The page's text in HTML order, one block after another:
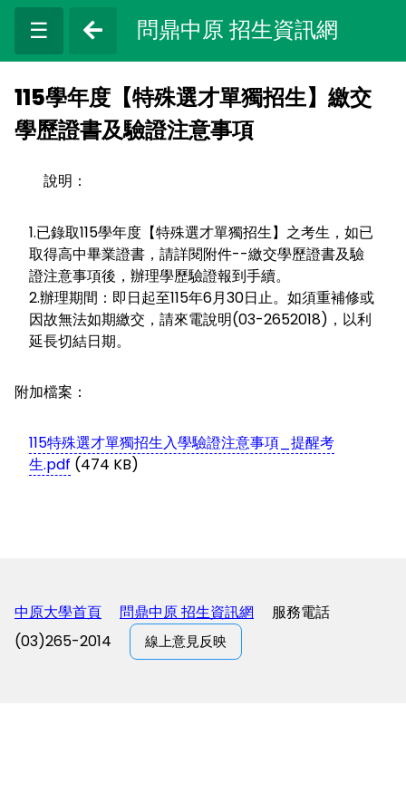
☰ 問鼎中原 招生資訊網
115學年度【特殊選才單獨招生】繳交
學歷證書及驗證注意事項
說明：
1.已錄取115學年度【特殊選才單獨招生】之考生，如已
取得高中畢業證書，請詳閱附件--繳交學歷證書及驗
證注意事項後，辦理學歷驗證報到手續。
2.辦理期間：即日起至115年6月30日止。如須重補修或
因故無法如期繳交，請來電說明(03-2652018)，以利
延長切結日期。
附加檔案：
115特殊選才單獨招生入學驗證注意事項_提醒考
生.pdf (474 KB)
中原大學首頁 問鼎中原 招生資訊網
服務電話
(03)265-2014
線上意見反映